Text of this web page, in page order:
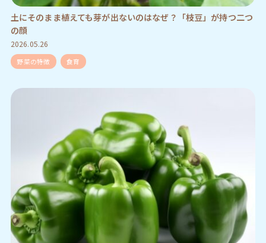
土にそのまま植えても芽が出ないのはなぜ？「枝豆」が持つ二つ
の顔
2026.05.26
野菜の特徴 食育